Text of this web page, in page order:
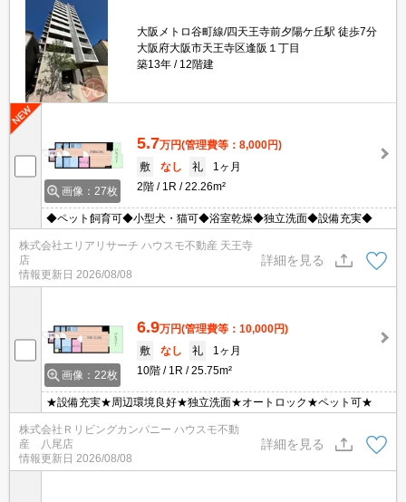
大阪メトロ谷町線/四天王寺前夕陽ケ丘駅 徒歩7分
大阪府大阪市天王寺区逢阪１丁目
築13年
12階建
画像：27枚
5.7万円(管理費等：8,000円)
敷
なし 礼
1ヶ月
2階
1R 22.26m²
◆ペット飼育可◆小型犬・猫可◆浴室乾燥◆独立洗面◆設備充実◆
株式会社エリアリサーチ ハウスモ不動産 天王寺
店
情報更新日 2026/08/08
詳細を見る
画像：22枚
6.9万円(管理費等：10,000円)
敷
なし 礼
1ヶ月
10階
1R 25.75m²
★設備充実★周辺環境良好★独立洗面★オートロック★ペット可★
株式会社Ｒリビングカンパニー ハウスモ不動
産 八尾店
情報更新日 2026/08/08
詳細を見る